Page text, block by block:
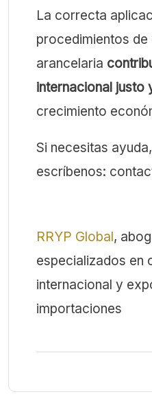
La correcta
procedimientos
arancelaria
internacional justo
crecimiento
Si necesitas ayuda,
escríbenos:
RRYP Global,
especializados en
internacional y
importaciones